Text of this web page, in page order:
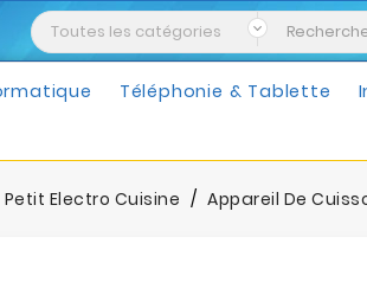
Téléphonie & Tablette
Petit Electro Cuisine Appareil De